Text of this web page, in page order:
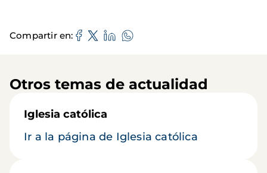
Compartir en
Otros temas de actualidad
Iglesia católica
Ir a la página de Iglesia católica